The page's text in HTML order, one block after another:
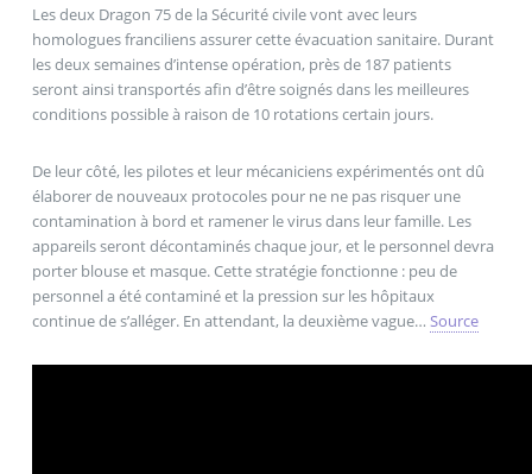
Les deux Dragon 75 de la Sécurité civile vont avec leurs
homologues franciliens assurer cette évacuation sanitaire. Durant
les deux semaines d’intense opération, près de 187 patients
seront ainsi transportés afin d’être soignés dans les meilleures
conditions possible à raison de 10 rotations certain jours.
De leur côté, les pilotes et leur mécaniciens expérimentés ont dû
élaborer de nouveaux protocoles pour ne ne pas risquer une
contamination à bord et ramener le virus dans leur famille. Les
appareils seront décontaminés chaque jour, et le personnel devra
porter blouse et masque. Cette stratégie fonctionne : peu de
personnel a été contaminé et la pression sur les hôpitaux
continue de s’alléger. En attendant, la deuxième vague… Source